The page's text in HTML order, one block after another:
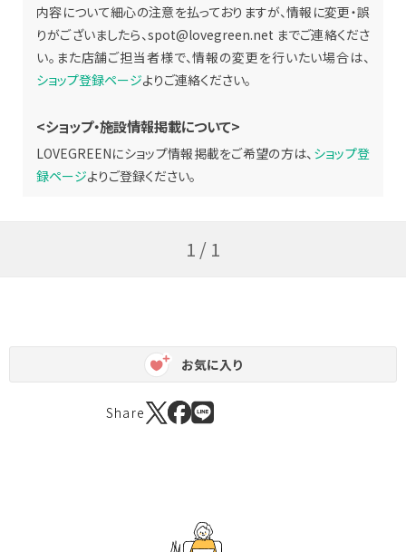
内容について細心の注意を払っておりますが、情報に変更・誤
りがございましたら、spot@lovegreen.net までご連絡くださ
い。また店舗ご担当者様で、情報の変更を行いたい場合は、
ショップ登録ページよりご連絡ください。
<ショップ・施設情報掲載について>
LOVEGREENにショップ情報掲載をご希望の方は、 ショップ登
録ページよりご登録ください。
1 / 1
お気に入り
Share